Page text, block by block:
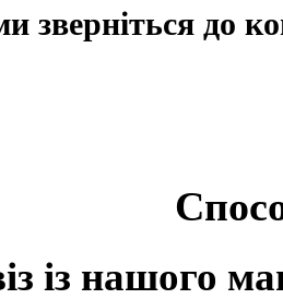
зверніться до
із нашого